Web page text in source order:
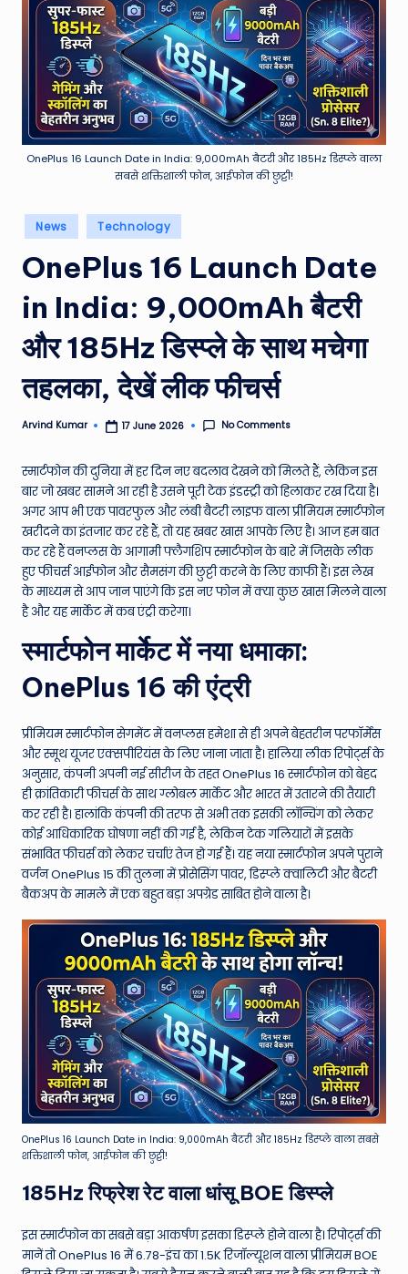
e
a
h
er
,
e
c
h
&
M
vi
e
N
e
w
s
A
ro
u
n
d
T
h
e
W
o
rl
OnePlus 16 Launch Date in India: 9,000mAh बैटरी और 185Hz डिस्प्ले वाला
सबसे शक्तिशाली फोन, आईफोन की छुट्टी!
Posted
in
News Technology
OnePlus 16 Launch Date
in India: 9,000mAh बैटरी
और 185Hz डिस्प्ले के साथ मचेगा
तहलका, देखें लीक फीचर्स
Posted
Arvind Kumar 17 June 2026 No Comments
स्मार्टफोन की दुनिया में हर दिन नए बदलाव देखने को मिलते हैं, लेकिन इस
बार जो खबर सामने आ रही है उसने पूरी टेक इंडस्ट्री को हिलाकर रख दिया है।
अगर आप भी एक पावरफुल और लंबी बैटरी लाइफ वाला प्रीमियम स्मार्टफोन
खरीदने का इंतजार कर रहे हैं, तो यह खबर खास आपके लिए है। आज हम बात
कर रहे हैं वनप्लस के आगामी फ्लैगशिप स्मार्टफोन के बारे में जिसके लीक
हुए फीचर्स आईफोन और सैमसंग की छुट्टी करने के लिए काफी हैं। इस लेख
के माध्यम से आप जान पाएंगे कि इस नए फोन में क्या कुछ खास मिलने वाला
है और यह मार्केट में कब एंट्री करेगा।
स्मार्टफोन मार्केट में नया धमाका:
OnePlus 16 की एंट्री
प्रीमियम स्मार्टफोन सेगमेंट में वनप्लस हमेशा से ही अपने बेहतरीन परफॉर्मेंस
और स्मूथ यूजर एक्सपीरियंस के लिए जाना जाता है। हालिया लीक रिपोर्ट्स के
अनुसार, कंपनी अपनी नई सीरीज के तहत OnePlus 16 स्मार्टफोन को बेहद
ही क्रांतिकारी फीचर्स के साथ ग्लोबल मार्केट और भारत में उतारने की तैयारी
कर रही है। हालांकि कंपनी की तरफ से अभी तक इसकी लॉन्चिंग को लेकर
कोई आधिकारिक घोषणा नहीं की गई है, लेकिन टेक गलियारों में इसके
संभावित फीचर्स को लेकर चर्चाएं तेज हो गई हैं। यह नया स्मार्टफोन अपने पुराने
वर्जन OnePlus 15 की तुलना में प्रोसेसिंग पावर, डिस्प्ले क्वालिटी और बैटरी
बैकअप के मामले में एक बहुत बड़ा अपग्रेड साबित होने वाला है।
OnePlus 16 Launch Date in India: 9,000mAh बैटरी और 185Hz डिस्प्ले वाला सबसे
शक्तिशाली फोन, आईफोन की छुट्टी!
185Hz रिफ्रेश रेट वाला धांसू BOE डिस्प्ले
इस स्मार्टफोन का सबसे बड़ा आकर्षण इसका डिस्प्ले होने वाला है। रिपोर्ट्स की
मानें तो OnePlus 16 में 6.78-इंच का 1.5K रिजॉल्यूशन वाला प्रीमियम BOE